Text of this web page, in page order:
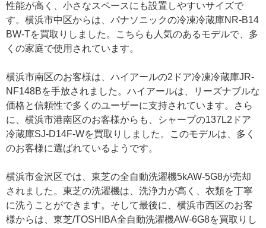
性能が高く、小さなスペースにも設置しやすいサイズで
す。横浜市中区からは、パナソニックの冷凍冷蔵庫NR-B14
BW-Tを買取りしました。こちらも人気のあるモデルで、多
くの家庭で使用されています。
横浜市南区のお客様は、ハイアールの2ドア冷凍冷蔵庫JR-
NF148Bを手放されました。ハイアールは、リーズナブルな
価格と信頼性で多くのユーザーに支持されています。さら
に、横浜市港南区のお客様からも、シャープの137L2ドア
冷蔵庫SJ-D14F-Wを買取りしました。このモデルは、多く
のお客様に選ばれているようです。
横浜市金沢区では、東芝の全自動洗濯機5kAW-5G8が売却
されました。東芝の洗濯機は、洗浄力が高く、衣類を丁寧
に洗うことができます。そして最後に、横浜市西区のお客
様からは、東芝/TOSHIBA全自動洗濯機AW-6G8を買取りし